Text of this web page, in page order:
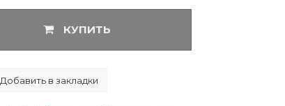
КУПИТЬ
Добавить в закладки